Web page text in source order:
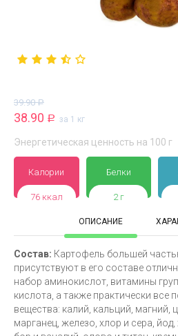
39.90 Р
38.90 Р за 1 кг
Энергетическая ценность на 100 г
Калории
76 ккал
Белки
2 г
ОПИСАНИЕ
Состав: Картофель большей
присутствуют в его составе
набор аминокислот, витамины
кислота, а также практически все
вещества: калий, кальций, магний,
марганец, железо, хлор и сера,